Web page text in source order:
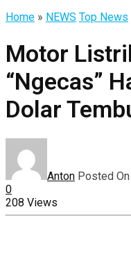
Home » NEWS Top News
Motor
“Ngecas”
Dolar
Anton Posted
0
208 Views